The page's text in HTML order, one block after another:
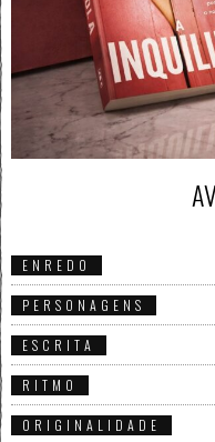
ENREDO
PERSONAGENS
ESCRITA
RITMO
ORIGINALIDADE